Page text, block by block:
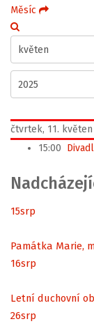
Měsíc
čtvrtek, 11. květen
15:00
15srp
Památka Marie,
16srp
Letní duchovní
26srp